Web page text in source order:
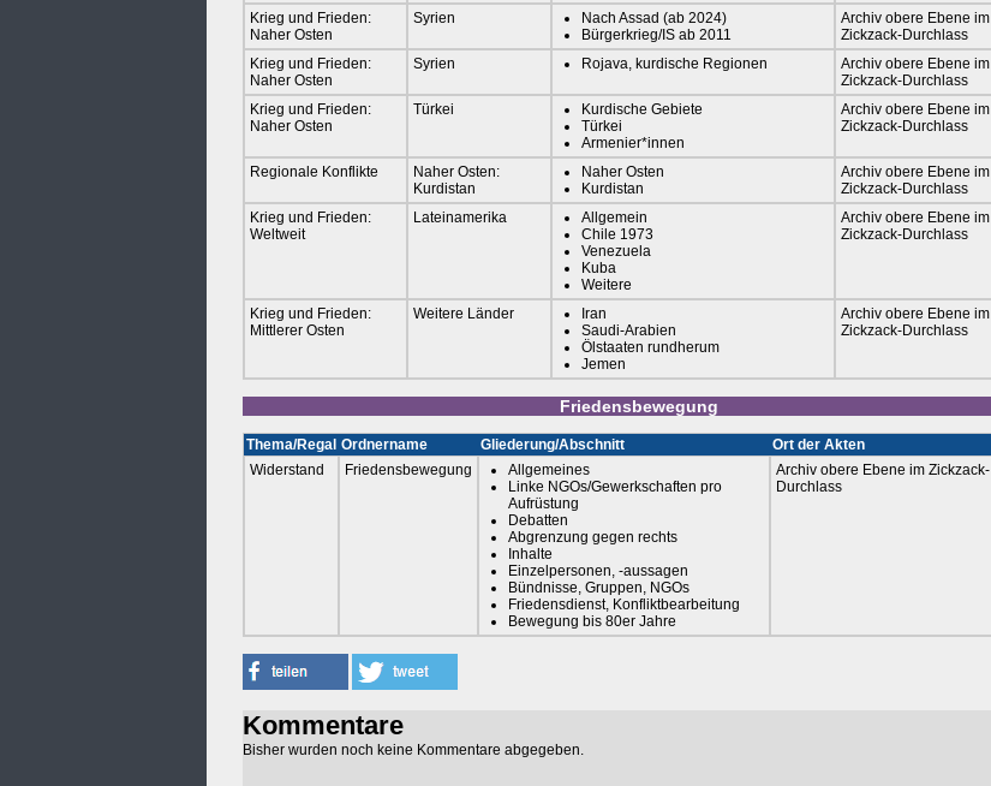
Krieg und Frieden:
Naher Osten
Syrien
Nach Assad (ab 2024)
Bürgerkrieg/IS ab 2011
Archiv obere Ebene im
Zickzack-Durchlass
Krieg und Frieden:
Naher Osten
Syrien Rojava, kurdische Regionen
Archiv obere Ebene im
Zickzack-Durchlass
Krieg und Frieden:
Naher Osten
Türkei
Kurdische Gebiete
Türkei
Armenier*innen
Archiv obere Ebene im
Zickzack-Durchlass
Regionale Konflikte
Naher Osten:
Kurdistan
Naher Osten
Kurdistan
Archiv obere Ebene im
Zickzack-Durchlass
Krieg und Frieden:
Weltweit
Lateinamerika
Allgemein
Chile 1973
Venezuela
Kuba
Weitere
Archiv obere Ebene im
Zickzack-Durchlass
Krieg und Frieden:
Mittlerer Osten
Weitere Länder
Iran
Saudi-Arabien
Ölstaaten rundherum
Jemen
Archiv obere Ebene im
Zickzack-Durchlass
Friedensbewegung
Thema/Regal Ordnername Gliederung/Abschnitt
Ort der Akten
Widerstand
Friedensbewegung
Allgemeines
Linke NGOs/Gewerkschaften pro
Aufrüstung
Debatten
Abgrenzung gegen rechts
Inhalte
Einzelpersonen, -aussagen
Bündnisse, Gruppen, NGOs
Friedensdienst, Konfliktbearbeitung
Bewegung bis 80er Jahre
Archiv obere Ebene im Zickzack-
Durchlass
Kommentare
Bisher wurden noch keine Kommentare abgegeben.